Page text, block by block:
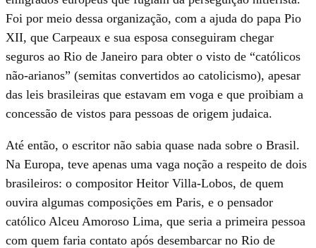
Foi por meio dessa organização, com a ajuda do papa Pio
XII, que Carpeaux e sua esposa conseguiram chegar
seguros ao Rio de Janeiro para obter o visto de “católicos
não-arianos” (semitas convertidos ao catolicismo), apesar
das leis brasileiras que estavam em voga e que proibiam a
concessão de vistos para pessoas de origem judaica.
Até então, o escritor não sabia quase nada sobre o Brasil.
Na Europa, teve apenas uma vaga noção a respeito de dois
brasileiros: o compositor Heitor Villa-Lobos, de quem
ouvira algumas composições em Paris, e o pensador
católico Alceu Amoroso Lima, que seria a primeira pessoa
com quem faria contato após desembarcar no Rio de